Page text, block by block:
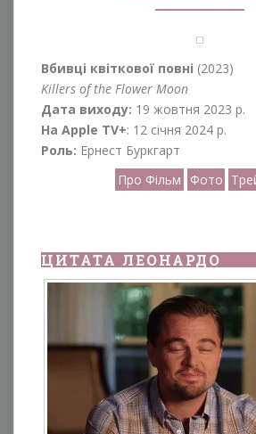
Вбивці квіткової повні (2023)
Killers of the Flower Moon
Дата виходу: 19 жовтня 2023 р.
На Apple TV+: 12 січня 2024 р.
Роль: Ернест Буркгарт
Про Фільм
Фото
ЦИТАТА ЛЕОНАРДО